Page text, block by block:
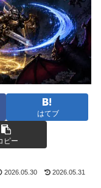
はてブ
ピー
2026.05.30 2026.05.31